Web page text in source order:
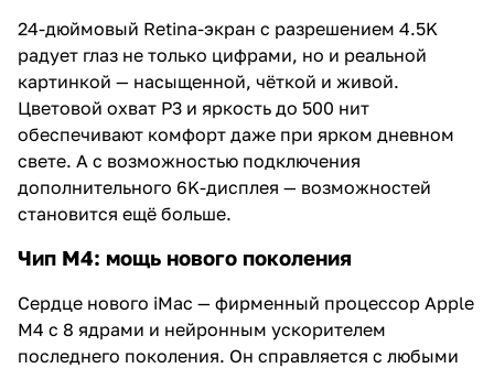
24-дюймовый Retina-экран с разрешением 4.5K
радует глаз не только цифрами, но и реальной
картинкой — насыщенной, чёткой и живой.
Цветовой охват P3 и яркость до 500 нит
обеспечивают комфорт даже при ярком дневном
свете. А с возможностью подключения
дополнительного 6K-дисплея — возможностей
становится ещё больше.
Чип M4: мощь нового поколения
Сердце нового iMac — фирменный процессор Apple
M4 с 8 ядрами и нейронным ускорителем
последнего поколения. Он справляется с любыми